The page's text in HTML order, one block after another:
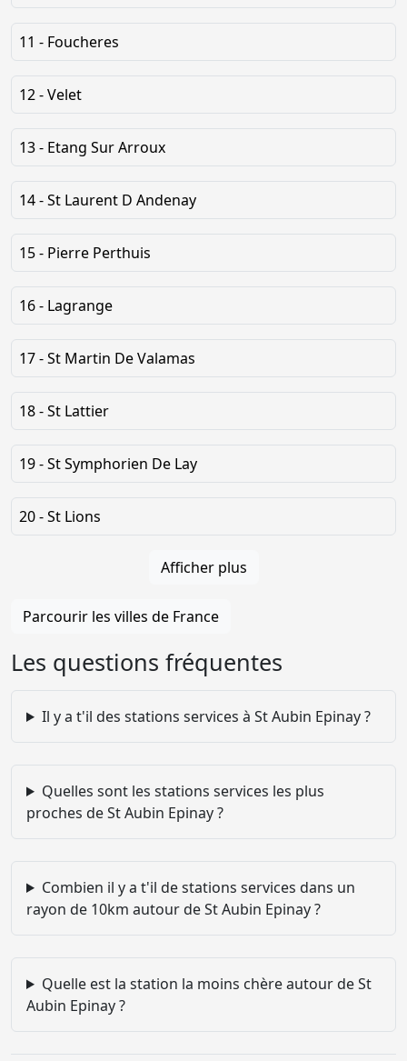
11 - Foucheres
12 - Velet
13 - Etang Sur Arroux
14 - St Laurent D Andenay
15 - Pierre Perthuis
16 - Lagrange
17 - St Martin De Valamas
18 - St Lattier
19 - St Symphorien De Lay
20 - St Lions
Afficher plus
Parcourir les villes de France
Les questions fréquentes
Il y a t'il des stations services à St Aubin Epinay ?
Quelles sont les stations services les plus
proches de St Aubin Epinay ?
Combien il y a t'il de stations services dans un
rayon de 10km autour de St Aubin Epinay ?
Quelle est la station la moins chère autour de St
Aubin Epinay ?